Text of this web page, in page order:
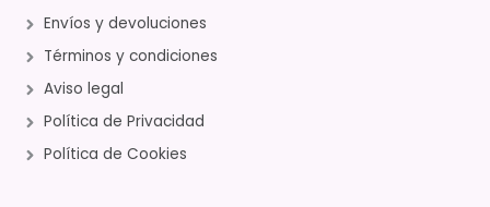
Envíos y devoluciones
Términos y condiciones
Aviso legal
Política de Privacidad
Política de Cookies